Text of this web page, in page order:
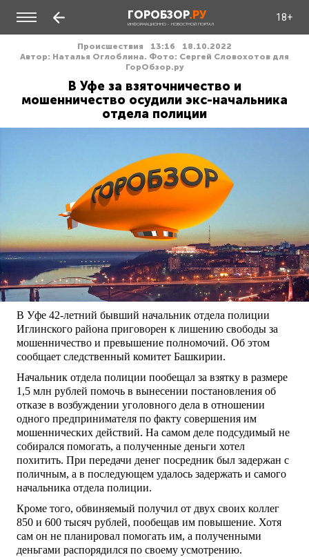
ГОРОБЗОР.РУ
ИНФОРМАЦИОННО - НОВОСТНОЙ ПОРТАЛ
18+
Происшествия 13:16
18.10.2022
Автор: Наталья Оглоблина. Фото: Сергей Словохотов для
ГорОбзор.ру
В Уфе за взяточничество и
мошенничество осудили экс-начальника
отдела полиции
В Уфе 42-летний бывший начальник отдела полиции
Иглинского района приговорен к лишению свободы за
мошенничество и превышение полномочий. Об этом
сообщает следственный комитет Башкирии.
Начальник отдела полиции пообещал за взятку в размере
1,5 млн рублей помочь в вынесении постановления об
отказе в возбуждении уголовного дела в отношении
одного предпринимателя по факту совершения им
мошеннических действий. На самом деле подсудимый не
собирался помогать, а полученные деньги хотел
похитить. При передачи денег посредник был задержан с
поличным, а в последующем удалось задержать и самого
начальника отдела полиции.
Кроме того, обвиняемый получил от двух своих коллег
850 и 600 тысяч рублей, пообещав им повышение. Хотя
сам он не планировал помогать им, а полученными
деньгами распорядился по своему усмотрению.